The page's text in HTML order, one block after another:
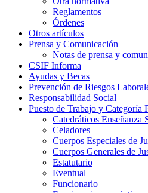
Reglamentos
Órdenes
Otros artículos
Prensa y Comunicación
Notas de prensa y
CSIF Informa
Ayudas y Becas
Prevención de Riesgos
Responsabilidad Social
Puesto de Trabajo y Categoría
Catedráticos Enseñanza
Celadores
Cuerpos Especiales de
Cuerpos Generales de
Estatutario
Eventual
Funcionario